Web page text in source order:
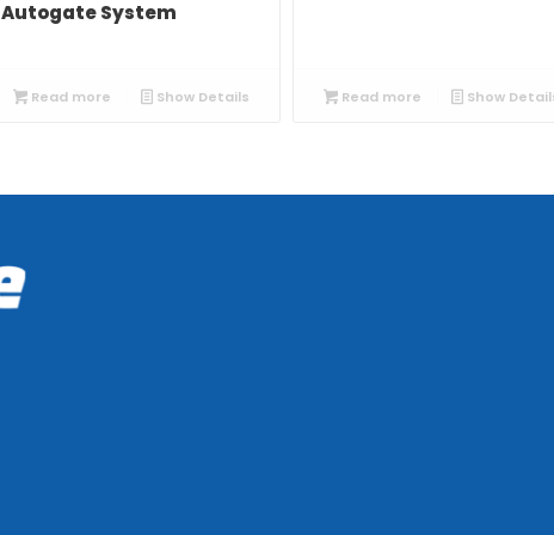
Autogate System
Read more Show Details Read more Show